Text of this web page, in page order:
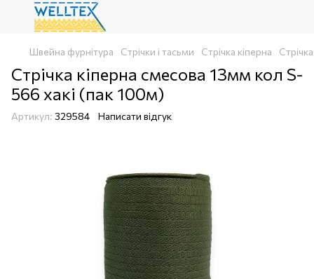
Швейна фурнітура Стрічки і тасьми Стрічка кіперна
Стрічка кіперна смесова 13мм кол S-
566 хакі (пак 100м)
Артикул: 329584 Написати відгук